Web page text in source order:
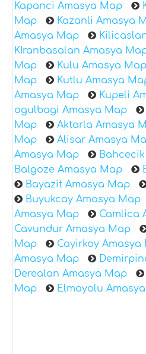
Kapanci Amasya Map
Map
Kazanli Amasya
Amasya Map
KIranbasalan Amasya
Map
Kulu Amasya Map
Map
Kutlu Amasya
Amasya Map
Kupeli
ogulbagi Amasya Map
Map
Aktarla Amasya
Map
Alisar Amasya
Amasya Map
Balgoze Amasya Map
Bayazit Amasya Map
Buyukcay Amasya Map
Amasya Map
Camlica
Cavundur Amasya Map
Map
Cayirkoy Amasya
Amasya Map
Derealan Amasya Map
Map
Elmayolu